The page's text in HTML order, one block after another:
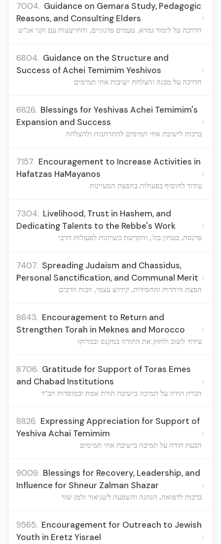
7004. Guidance on Gemara Study, Pedagogic
Reasons, and Consulting Elders
הדרכה על לימוד גמרא, טעמים פדגוגיים, והתייעצות עם זקני אנ"ש
›
6804. Guidance on the Structure and
Success of Achei Temimim Yeshivos
הדרכה על מבנה והצלחת ישיבות אחי תמימים
›
6826. Blessings for Yeshivas Achei Temimim's
Expansion and Success
ברכות לישיבת אחי תמימים להתרחבות ולהצלחה
›
7157. Encouragement to Increase Activities in
Hafatzas HaMayanos
עידוד להוסיף בפעולות בהפצת המעיינות
›
7304. Livelihood, Trust in Hashem, and
Dedicating Talents to the Rebbe's Work
פרנסה, בטחון בה', והקדשת כשרונות לפעולות הרבי
›
7407. Spreading Judaism and Chassidus,
Personal Sanctification, and Communal Merit
הפצת היהדות והחסידות, קידוש עצמי, וזכות הרבים
›
8643. Encouragement to Return and
Strengthen Torah in Meknes and Morocco
עידוד לשוב ולחזק את התורה במקנס ובמרוקו
›
8706. Gratitude for Support of Toras Emes
and Chabad Institutions
הכרת תודה על תמיכה בישיבת תורת אמת ובמוסדות חב"ד
›
8826. Expressing Appreciation for Support of
Yeshiva Achai Temimim
הבעת תודה על תמיכה בישיבת אחי תמימים
›
9009. Blessings for Recovery, Leadership, and
Influence for Shneur Zalman Shazar
ברכות לרפואה, הנהגה והשפעה לשניאור זלמן שזר
›
9565. Encouragement for Outreach to Jewish
Youth in Eretz Yisrael
›